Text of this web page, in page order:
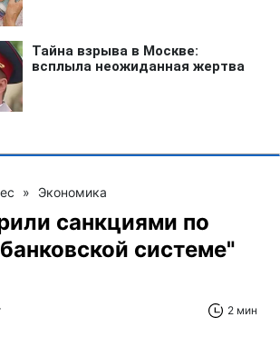
» Экономика
санкциями по
системе"
2 мин